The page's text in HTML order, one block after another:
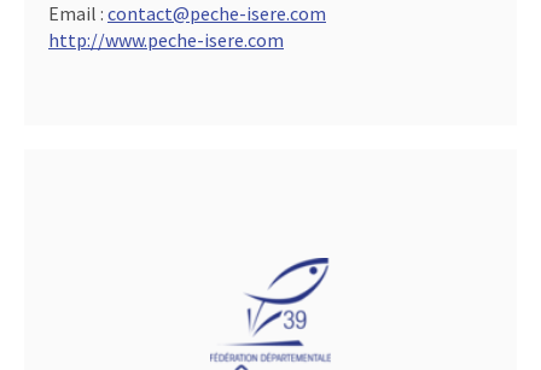
Email : contact@peche-isere.com
http://www.peche-isere.com